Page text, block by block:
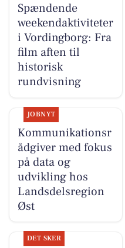
Spændende
weekendaktiviteter
i Vordingborg: Fra
film aften til
historisk
rundvisning
JOBNYT
Kommunikationsr
ådgiver med fokus
på data og
udvikling hos
Landsdelsregion
Øst
DET SKER